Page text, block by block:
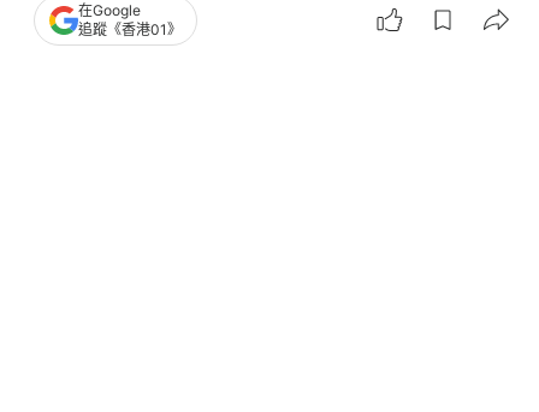
撰文：黃梓恒
在Google
追蹤《香港01》